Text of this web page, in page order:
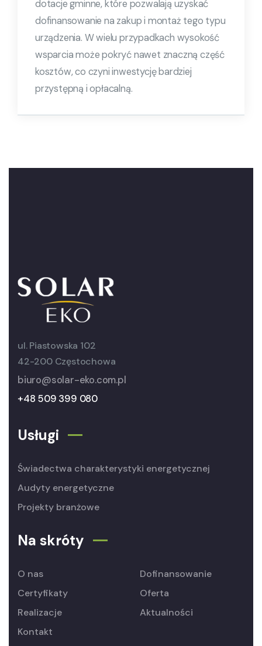
dotacje gminne, które pozwalają uzyskać
dofinansowanie na zakup i montaż tego typu
urządzenia. W wielu przypadkach wysokość
wsparcia może pokryć nawet znaczną część
kosztów, co czyni inwestycję bardziej
przystępną i opłacalną.
ul. Piastowska 102
42-200 Częstochowa
biuro@solar-eko.com.pl
+48 509 399 080
Usługi
Świadectwa charakterystyki energetycznej
Audyty energetyczne
Projekty branżowe
Na skróty
O nas
Certyfikaty
Realizacje
Kontakt
Dofinansowanie
Oferta
Aktualności